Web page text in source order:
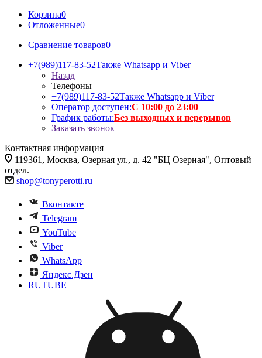
Корзина0
Отложенные0
Сравнение товаров0
+7(989)117-83-52Также Whatsapp и Viber
Назад
Телефоны
+7(989)117-83-52Также Whatsapp и Viber
Оператор доступен:С 10:00 до 23:00
График работы:Без выходных и перерывов
Заказать звонок
Контактная информация
119361, Москва, Озерная ул., д. 42 "БЦ Озерная", Оптовый
отдел.
shop@tonyperotti.ru
Вконтакте
Telegram
YouTube
Viber
WhatsApp
Яндекс.Дзен
RUTUBE